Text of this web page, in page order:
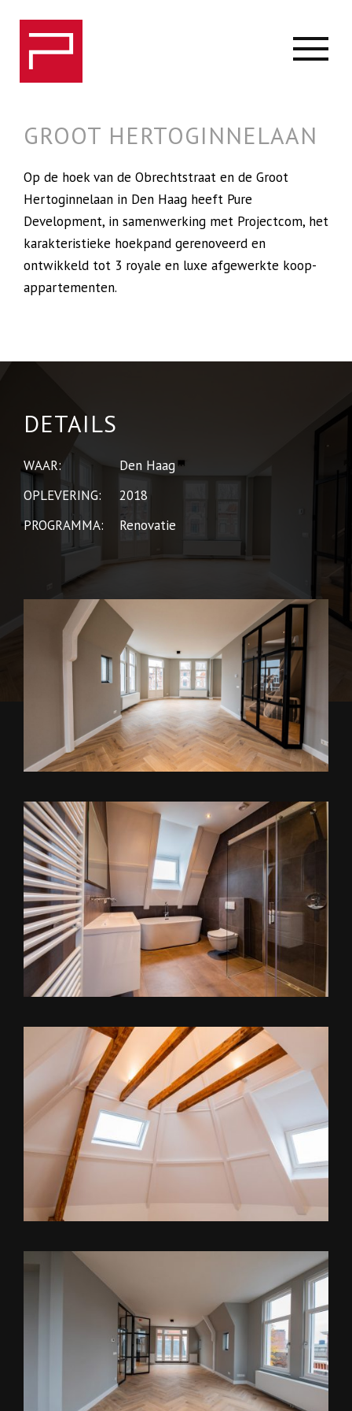
GROOT HERTOGINNELAAN
Op de hoek van de Obrechtstraat en de Groot
Hertoginnelaan in Den Haag heeft Pure
Development, in samenwerking met Projectcom, het
karakteristieke hoekpand gerenoveerd en
ontwikkeld tot 3 royale en luxe afgewerkte koop-
appartementen.
DETAILS
WAAR:
Den Haag
OPLEVERING:
2018
PROGRAMMA:
Renovatie